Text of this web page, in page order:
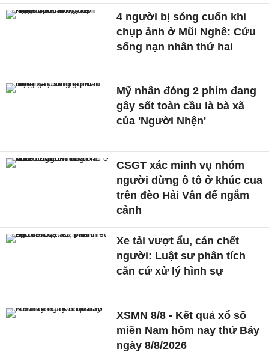
4 người bị sóng cuốn khi
chụp ảnh ở Mũi Nghê: Cứu
sống nạn nhân thứ hai
Mỹ nhân đóng 2 phim đang
gây sốt toàn cầu là bà xã
của 'Người Nhện'
CSGT xác minh vụ nhóm
người dừng ô tô ở khúc cua
trên đèo Hải Vân để ngắm
cảnh
Xe tải vượt ẩu, cán chết
người: Luật sư phân tích
căn cứ xử lý hình sự
XSMN 8/8 - Kết quả xổ số
miền Nam hôm nay thứ Bảy
ngày 8/8/2026